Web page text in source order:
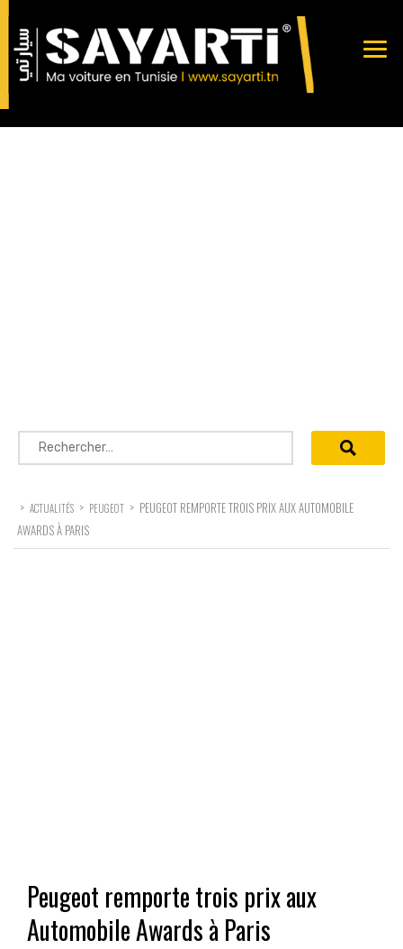
Rechercher :
> ACTUALITÉS > PEUGEOT > PEUGEOT REMPORTE TROIS PRIX AUX AUTOMOBILE
AWARDS À PARIS
Peugeot remporte trois prix aux
Automobile Awards à Paris